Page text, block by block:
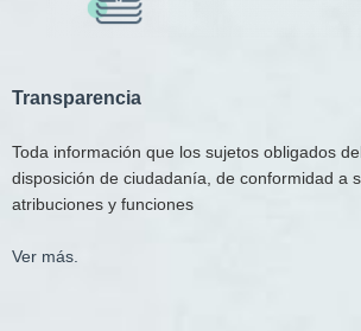
Transparencia
Toda información que los sujetos obligados
disposición de ciudadanía, de conformidad a
atribuciones y funciones
Ver más.